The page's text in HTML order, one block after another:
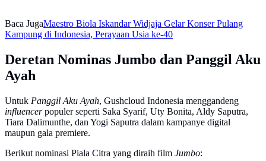
Baca JugaMaestro Biola Iskandar Widjaja Gelar Konser Pulang
Kampung di Indonesia, Perayaan Usia ke-40
Deretan Nominas Jumbo dan Panggil Aku
Ayah
Untuk Panggil Aku Ayah, Gushcloud Indonesia menggandeng
influencerpopuler seperti Saka Syarif, Uty Bonita, Aldy Saputra,
Tiara Dalimunthe, dan Yogi Saputra dalam kampanye digital
maupun gala premiere.
Berikut nominasi Piala Citra yang diraih film Jumbo: